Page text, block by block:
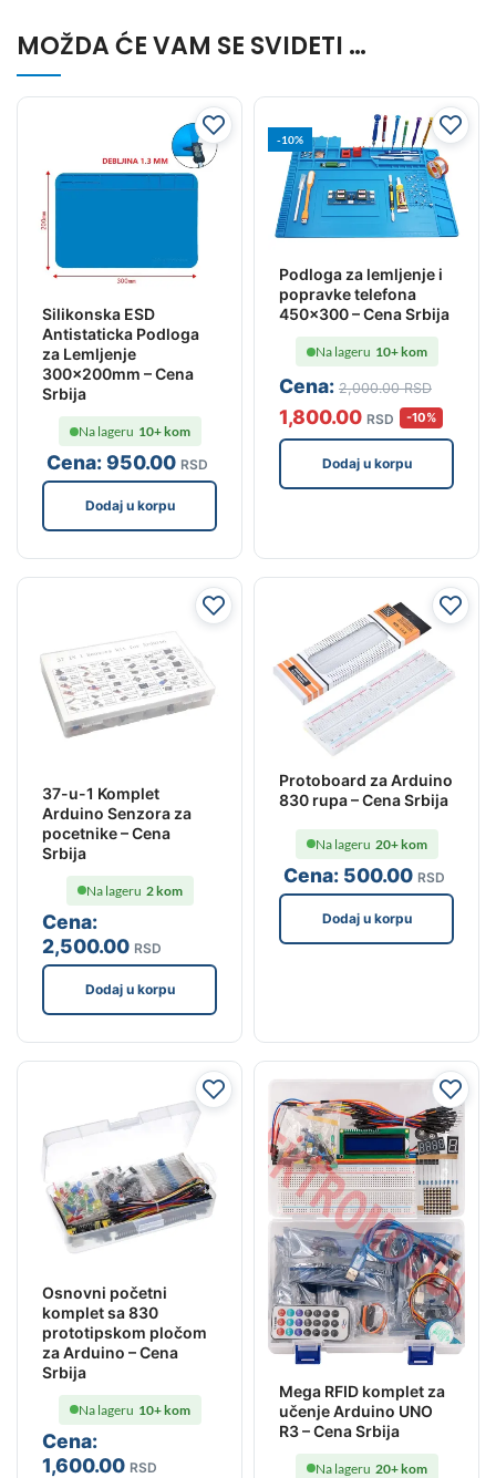
MOŽDA ĆE VAM SE SVIDETI …
Silikonska ESD
Antistaticka Podloga
za Lemljenje
300x200mm – Cena
Srbija
Cena:950.00 RSD
Na lageru 10+ kom
Dodaj u korpu
-10%
Podloga za lemljenje i
popravke telefona
450×300 – Cena Srbija
Cena: 2,000.00 RSD
1,800.00 RSD -10%
Na lageru 10+ kom
Dodaj u korpu
37-u-1 Komplet
Arduino Senzora za
pocetnike – Cena
Srbija
Cena:
2,500.00 RSD
Na lageru 2 kom
Dodaj u korpu
Protoboard za Arduino
830 rupa – Cena Srbija
Cena: 500.00 RSD
Na lageru 20+ kom
Dodaj u korpu
Osnovni početni
komplet sa 830
prototipskom pločom
za Arduino – Cena
Srbija
Cena:
1,600.00 RSD
Na lageru 10+ kom
Mega RFID komplet za
učenje Arduino UNO
R3 – Cena Srbija
Na lageru 20+ kom